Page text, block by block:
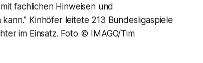
fachlichen Hinweisen und
Kinhöfer leitete 213 Bundesligaspiele
im Einsatz. Foto © IMAGO/Tim